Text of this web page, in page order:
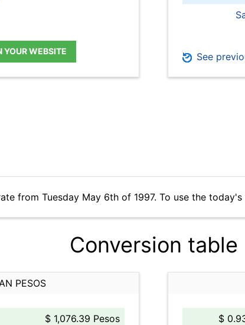
WEBSITE See
from Tuesday May 6th of 1997. To use the
Conversion table
PESOS
$ 1,076.39 Pesos
$